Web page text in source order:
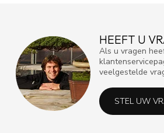
HEEFT U
Als u vragen
veelgestelde
STEL UW